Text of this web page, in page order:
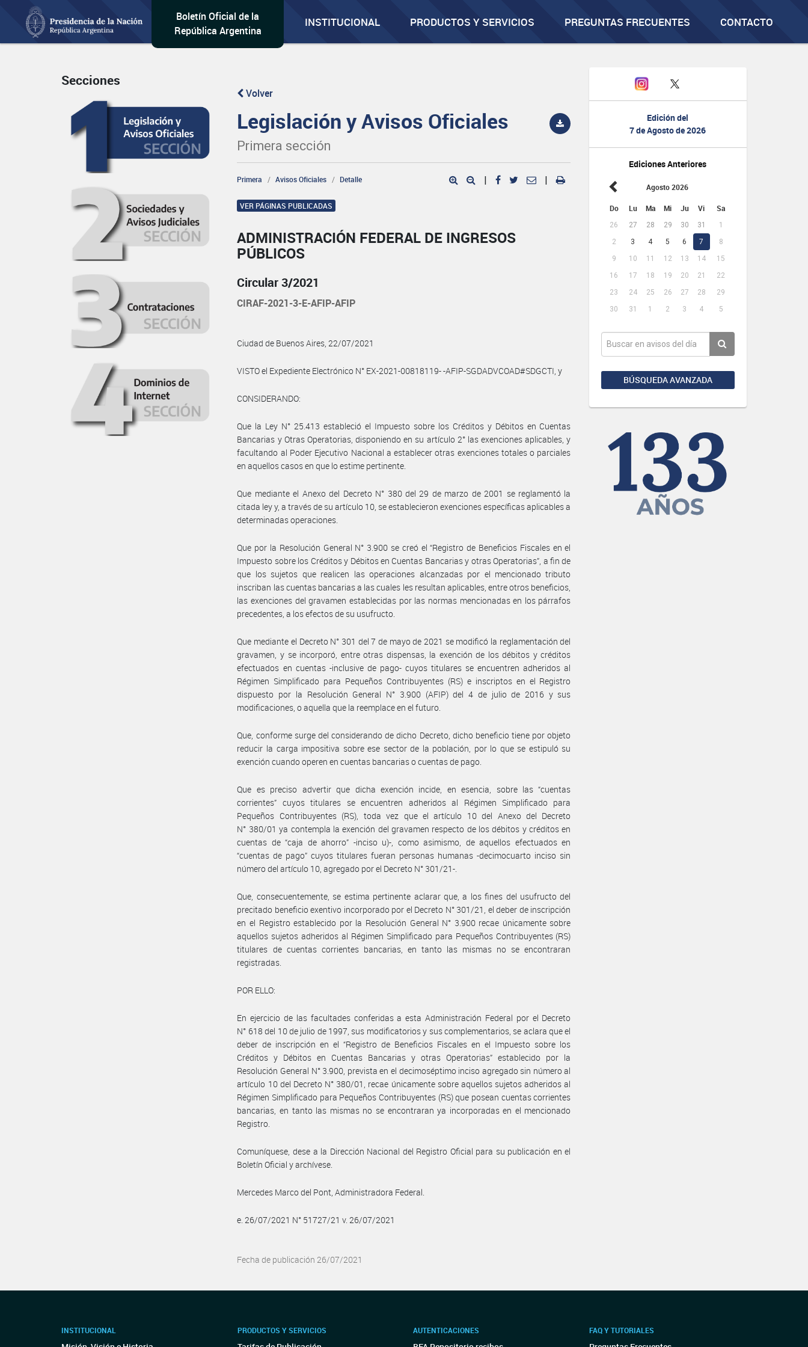
Boletín Oficial de la
República Argentina
INSTITUCIONAL PRODUCTOS Y SERVICIOS PREGUNTAS FRECUENTES CONTACTO
Edición del
7 de Agosto de 2026
Ediciones Anteriores
Agosto 2026
Do Lu Ma Mi Ju Vi Sa
26 27 28 29 30 31
1
2
3 4 5 6 7
8
9
10 11 12 13 14
15
16
17 18 19 20 21
22
23
24 25 26 27 28
29
30
31 1 2 3 4 5
BÚSQUEDA AVANZADA
Secciones
Volver
Legislación y Avisos Oficiales
Primera sección
Primera Avisos Oficiales Detalle | |
VER PÁGINAS PUBLICADAS
ADMINISTRACIÓN FEDERAL DE INGRESOS
PÚBLICOS
Circular 3/2021
CIRAF-2021-3-E-AFIP-AFIP
Ciudad de Buenos Aires, 22/07/2021
VISTO el Expediente Electrónico N° EX-2021-00818119- -AFIP-SGDADVCOAD#SDGCTI, y
CONSIDERANDO:
Que la Ley N° 25.413 estableció el Impuesto sobre los Créditos y Débitos en Cuentas
Bancarias y Otras Operatorias, disponiendo en su artículo 2° las exenciones aplicables, y
facultando al Poder Ejecutivo Nacional a establecer otras exenciones totales o parciales
en aquellos casos en que lo estime pertinente.
Que mediante el Anexo del Decreto N° 380 del 29 de marzo de 2001 se reglamentó la
citada ley y, a través de su artículo 10, se establecieron exenciones específicas aplicables a
determinadas operaciones.
Que por la Resolución General N° 3.900 se creó el “Registro de Beneficios Fiscales en el
Impuesto sobre los Créditos y Débitos en Cuentas Bancarias y otras Operatorias”, a fin de
que los sujetos que realicen las operaciones alcanzadas por el mencionado tributo
inscriban las cuentas bancarias a las cuales les resultan aplicables, entre otros beneficios,
las exenciones del gravamen establecidas por las normas mencionadas en los párrafos
precedentes, a los efectos de su usufructo.
Que mediante el Decreto N° 301 del 7 de mayo de 2021 se modificó la reglamentación del
gravamen, y se incorporó, entre otras dispensas, la exención de los débitos y créditos
efectuados en cuentas -inclusive de pago- cuyos titulares se encuentren adheridos al
Régimen Simplificado para Pequeños Contribuyentes (RS) e inscriptos en el Registro
dispuesto por la Resolución General N° 3.900 (AFIP) del 4 de julio de 2016 y sus
modificaciones, o aquella que la reemplace en el futuro.
Que, conforme surge del considerando de dicho Decreto, dicho beneficio tiene por objeto
reducir la carga impositiva sobre ese sector de la población, por lo que se estipuló su
exención cuando operen en cuentas bancarias o cuentas de pago.
Que es preciso advertir que dicha exención incide, en esencia, sobre las “cuentas
corrientes” cuyos titulares se encuentren adheridos al Régimen Simplificado para
Pequeños Contribuyentes (RS), toda vez que el artículo 10 del Anexo del Decreto
N° 380/01 ya contempla la exención del gravamen respecto de los débitos y créditos en
cuentas de “caja de ahorro” -inciso u)-, como asimismo, de aquellos efectuados en
“cuentas de pago” cuyos titulares fueran personas humanas -decimocuarto inciso sin
número del artículo 10, agregado por el Decreto N° 301/21-.
Que, consecuentemente, se estima pertinente aclarar que, a los fines del usufructo del
precitado beneficio exentivo incorporado por el Decreto N° 301/21, el deber de inscripción
en el Registro establecido por la Resolución General N° 3.900 recae únicamente sobre
aquellos sujetos adheridos al Régimen Simplificado para Pequeños Contribuyentes (RS)
titulares de cuentas corrientes bancarias, en tanto las mismas no se encontraran
registradas.
POR ELLO:
En ejercicio de las facultades conferidas a esta Administración Federal por el Decreto
N° 618 del 10 de julio de 1997, sus modificatorios y sus complementarios, se aclara que el
deber de inscripción en el “Registro de Beneficios Fiscales en el Impuesto sobre los
Créditos y Débitos en Cuentas Bancarias y otras Operatorias” establecido por la
Resolución General N° 3.900, prevista en el decimoséptimo inciso agregado sin número al
artículo 10 del Decreto N° 380/01, recae únicamente sobre aquellos sujetos adheridos al
Régimen Simplificado para Pequeños Contribuyentes (RS) que posean cuentas corrientes
bancarias, en tanto las mismas no se encontraran ya incorporadas en el mencionado
Registro.
Comuníquese, dese a la Dirección Nacional del Registro Oficial para su publicación en el
Boletín Oficial y archívese.
Mercedes Marco del Pont, Administradora Federal.
e. 26/07/2021 N° 51727/21 v. 26/07/2021
Fecha de publicación 26/07/2021
INSTITUCIONAL PRODUCTOS Y SERVICIOS AUTENTICACIONES FAQ Y TUTORIALES